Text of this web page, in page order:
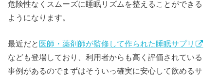
危険性なくスムーズに睡眠リズムを整えることができる
ようになります。
最近だと 医師・薬剤師が監修して作られた睡眠サプリ
なども登場しており、利用者からも高く評価されている
事例があるのでまずはそういっ確実に安心して飲めるサ